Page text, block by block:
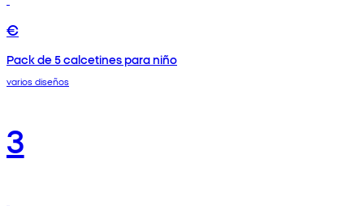
€
Pack de 5 calcetines para niño
varios diseños
3